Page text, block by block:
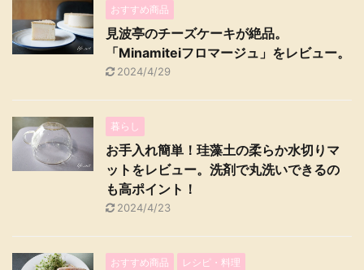
おすすめ商品
見波亭のチーズケーキが絶品。
「Minamiteiフロマージュ」をレビュー。
2024/4/29
暮らし
お手入れ簡単！珪藻土の柔らか水切りマ
ットをレビュー。洗剤で丸洗いできるの
も高ポイント！
2024/4/23
おすすめ商品 レシピ・料理